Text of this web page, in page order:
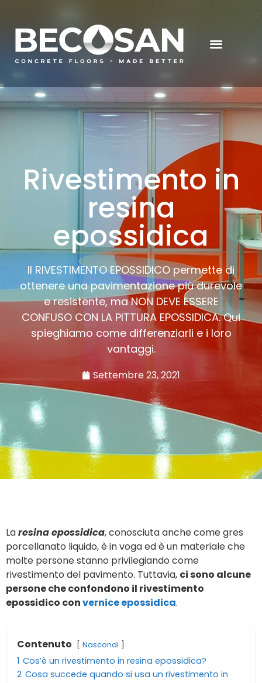
Rivestimento in
resina
epossidica
Il RIVESTIMENTO EPOSSIDICO permette di
ottenere una pavimentazione più durevole
e resistente, ma NON DEVE ESSERE
CONFUSO CON LA PITTURA EPOSSIDICA. Qui
spieghiamo come differenziarli e i loro
vantaggi.
Settembre 23, 2021
Laresina epossidica, conosciuta anche come gres
porcellanato liquido, è in voga ed è un materiale che
molte persone stanno privilegiando come
rivestimento del pavimento. Tuttavia, ci sono alcune
persone che confondono il rivestimento
epossidico convernice epossidica.
Contenuto Nascondi
1 Cos’è un rivestimento in resina epossidica?
2 Cosa succede quando si usa un rivestimento in